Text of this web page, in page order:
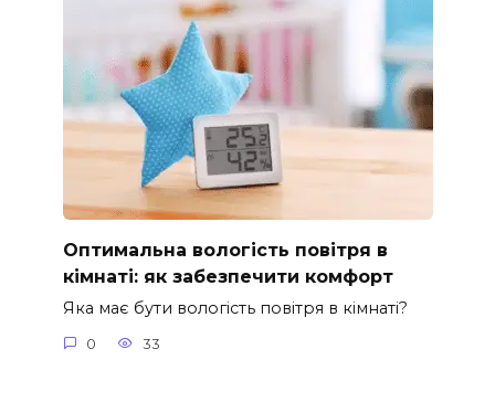
Оптимальна вологість повітря в
кімнаті: як забезпечити комфорт
Яка має бути вологість повітря в кімнаті?
0 33